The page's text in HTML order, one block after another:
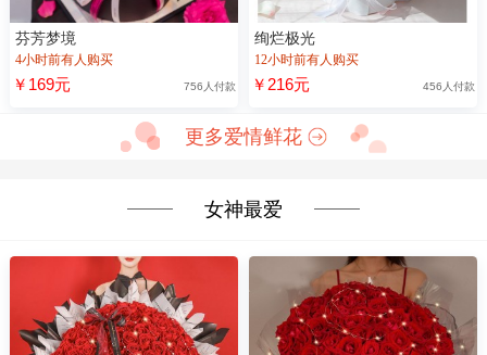
芬芳梦境
4小时前有人购买
￥169元 756人付款
绚烂极光
12小时前有人购买
￥216元 456人付款
更多爱情鲜花
女神最爱